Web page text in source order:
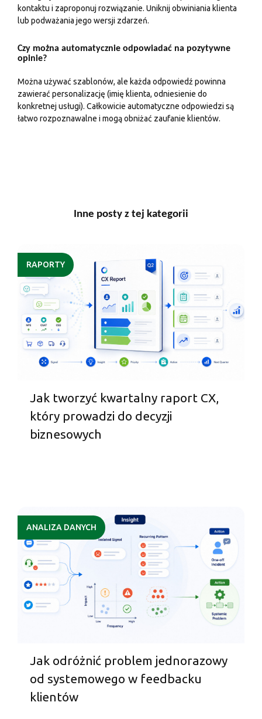
kontaktu i zaproponuj rozwiązanie. Uniknij obwiniania klienta
lub podważania jego wersji zdarzeń.
Czy można automatycznie odpowiadać na pozytywne
opinie?
Można używać szablonów, ale każda odpowiedź powinna
zawierać personalizację (imię klienta, odniesienie do
konkretnej usługi). Całkowicie automatyczne odpowiedzi są
łatwo rozpoznawalne i mogą obniżać zaufanie klientów.
Inne posty z tej kategorii
RAPORTY
Jak tworzyć kwartalny raport CX,
który prowadzi do decyzji
biznesowych
ANALIZA DANYCH
Jak odróżnić problem jednorazowy
od systemowego w feedbacku
klientów